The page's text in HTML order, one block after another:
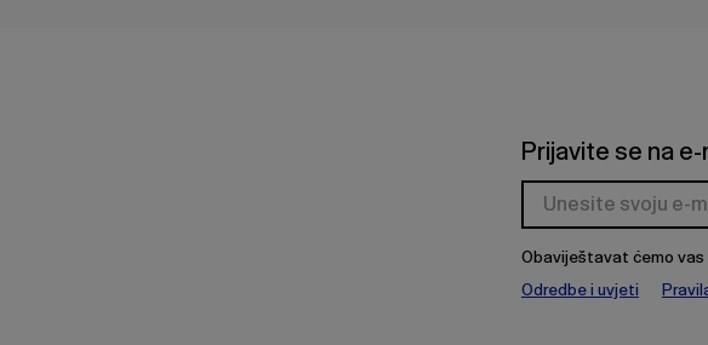
Prijavite se na
Obaviještavat ćemo vas
Odredbe i uvjeti